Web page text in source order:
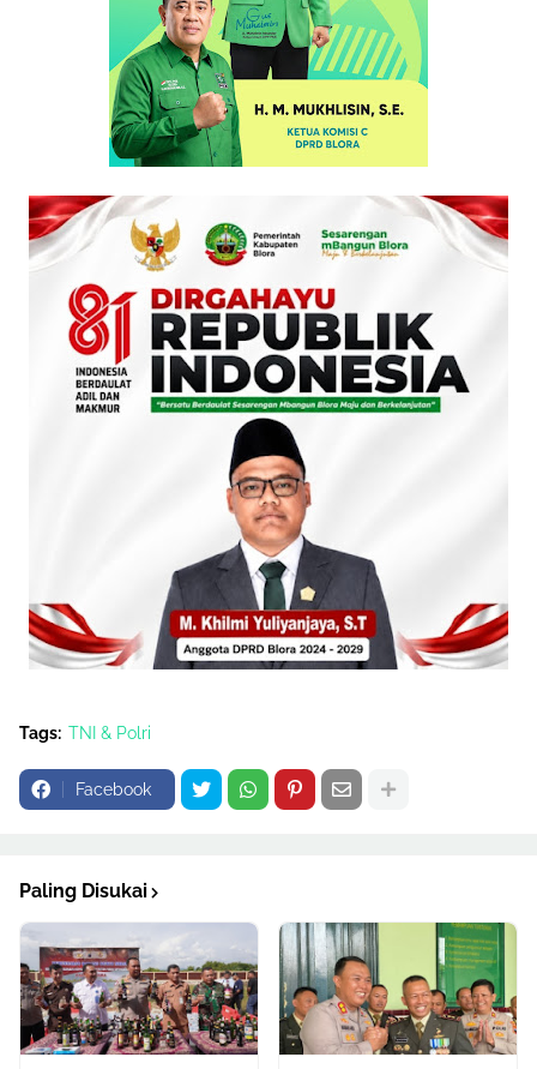
Tags: TNI & Polri
Facebook
Paling Disukai